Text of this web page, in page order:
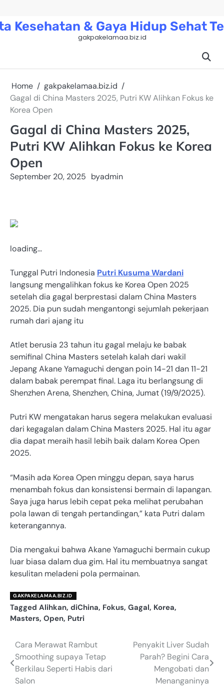
content
Kesehatan & Gaya Hidup Sehat
gakpakelamaa.biz.id
Home
gakpakelamaa.biz.id
Gagal di China Masters 2025, Putri KW Alihkan Fokus ke
Korea Open
Gagal di China Masters 2025,
Putri KW Alihkan Fokus ke Korea
Open
September 20, 2025 byadmin
loading…
Tunggal Putri Indonesia Putri Kusuma Wardani
langsung mengalihkan fokus ke Korea Open 2025
setelah dia gagal berprestasi dalam China Masters
2025. Dia pun sudah mengantongi sejumlah pekerjaan
rumah dari ajang itu
Atlet berusia 23 tahun itu gagal melaju ke babak
semifinal China Masters setelah kalah dari wakil
Jepang Akane Yamaguchi dengan poin 14-21 dan 11-21
dalam babak perempat final. Laga itu berlangsung di
Shenzhen Arena, Shenzhen, China, Jumat (19/9/2025).
Putri KW mengatakan harus segera melakukan evaluasi
dari kegagalan dalam China Masters 2025. Hal itu agar
dia dapat meraih hasil lebih baik dalam Korea Open
2025.
“Masih ada Korea Open minggu depan, saya harus
menambah fokus dan konsistensi bermain di lapangan.
Saya juga harus lebih cepat peka melihat perubahan
pola lawan di tengah pertandingan,” kata Putri dalam
keterangannya.
Dia mengakui bahwa Akane Yamaguchi bermain cukup
luar biasa dalam dua gim. Hal itu membuatnya sangat
kesulitan meladeni pola permainan.
GAKPAKELAMAA.BIZ.ID
Tagged Alihkan, diChina, Fokus, Gagal, Korea,
Masters, Open, Putri
Navigasi
pos
Cara Merawat Rambut
Smoothing supaya Tetap
Berkilau Seperti Habis dari
Salon
Penyakit Liver Sudah
Parah? Begini Cara
Mengobati dan
Menanganinya